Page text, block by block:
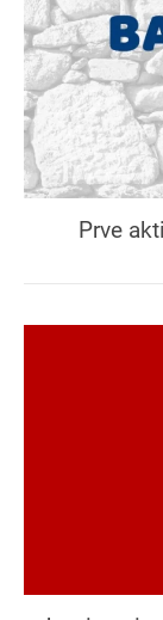
Prve